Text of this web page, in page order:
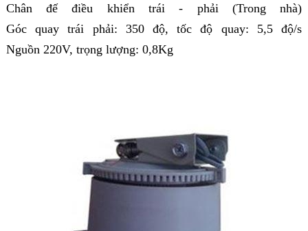
Chân đế điều khiển trái - phải (Trong nhà)
Góc quay trái phải: 350 độ, tốc độ quay: 5,5 độ/s
Nguồn 220V, trọng lượng: 0,8Kg